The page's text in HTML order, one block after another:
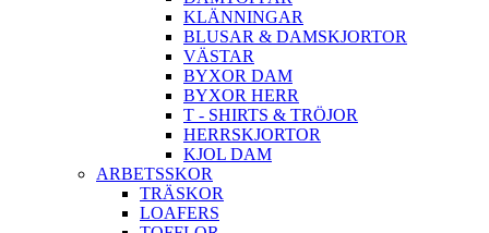
KLÄNNINGAR
BLUSAR & DAMSKJORTOR
VÄSTAR
BYXOR DAM
BYXOR HERR
T - SHIRTS & TRÖJOR
HERRSKJORTOR
KJOL DAM
ARBETSSKOR
TRÄSKOR
LOAFERS